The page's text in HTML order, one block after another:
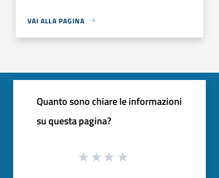
VAI ALLA PAGINA
Quanto sono chiare le informazioni
su questa pagina?